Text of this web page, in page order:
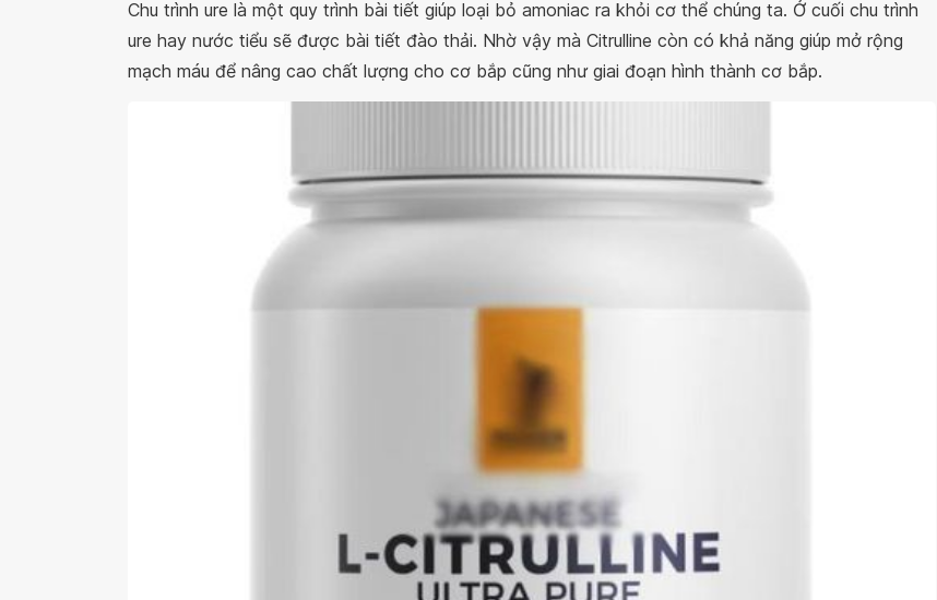
Chu trình ure là một quy trình bài tiết giúp loại bỏ amoniac ra khỏi cơ thể chúng ta. Ở cuối chu trình
ure hay nước tiểu sẽ được bài tiết đào thải. Nhờ vậy mà Citrulline còn có khả năng giúp mở rộng
mạch máu để nâng cao chất lượng cho cơ bắp cũng như giai đoạn hình thành cơ bắp.